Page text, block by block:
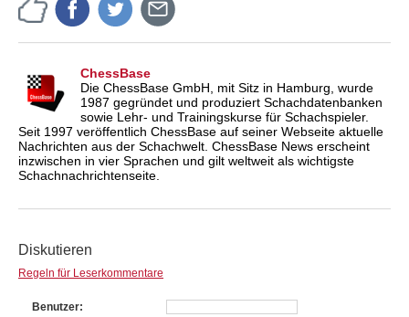
ChessBase
Die ChessBase GmbH, mit Sitz in Hamburg, wurde
1987 gegründet und produziert Schachdatenbanken
sowie Lehr- und Trainingskurse für Schachspieler.
Seit 1997 veröffentlich ChessBase auf seiner Webseite aktuelle
Nachrichten aus der Schachwelt. ChessBase News erscheint
inzwischen in vier Sprachen und gilt weltweit als wichtigste
Schachnachrichtenseite.
Diskutieren
Regeln für Leserkommentare
Benutzer